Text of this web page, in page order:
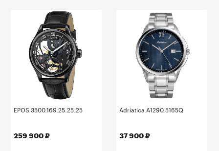
EPOS 3500.169.25.25.25
259 900 ₽
Adriatica A1290.5165Q
37 900 ₽